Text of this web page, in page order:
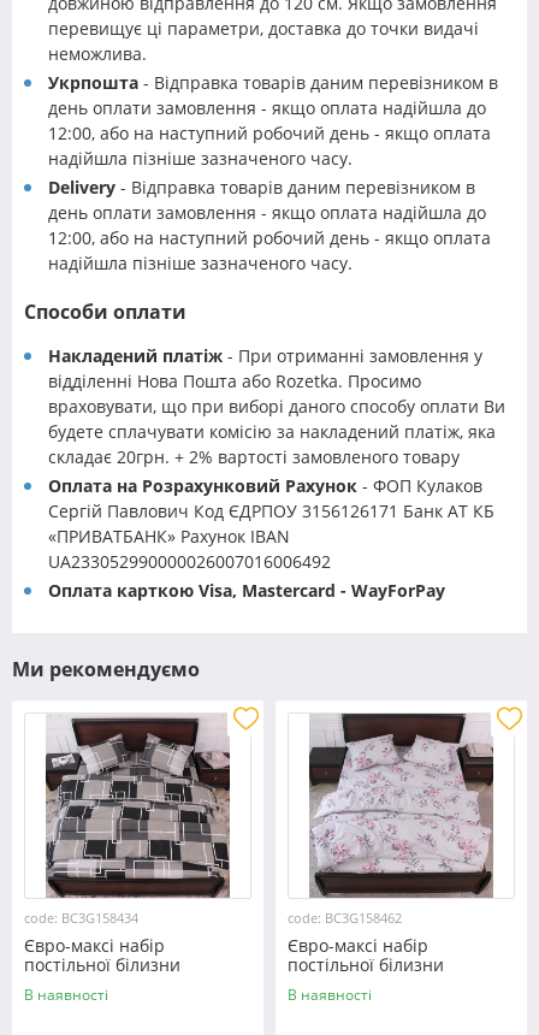
перевищує ці параметри, доставка до точки видачі
неможлива.
Укрпошта - Відправка товарів даним перевізником в
день оплати замовлення - якщо оплата надійшла до
12:00, або на наступний робочий день - якщо оплата
надійшла пізніше зазначеного часу.
Delivery - Відправка товарів даним перевізником в
день оплати замовлення - якщо оплата надійшла до
12:00, або на наступний робочий день - якщо оплата
надійшла пізніше зазначеного часу.
Способи оплати
Накладений платіж - При отриманні замовлення у
відділенні Нова Пошта або Rozetka. Просимо
враховувати, що при виборі даного способу оплати Ви
будете сплачувати комісію за накладений платіж, яка
складає 20грн. + 2% вартості замовленого товару
Оплата на Розрахунковий Рахунок - ФОП Кулаков
Сергій Павлович Код ЄДРПОУ 3156126171 Банк АТ КБ
«ПРИВАТБАНК» Рахунок IBAN
UA233052990000026007016006492
Оплата карткою Visa, Mastercard - WayForPay
Ми рекомендуємо
code: BC3G158434
Євро-максі набір
постільної білизни
200*220 із Бязі "Gold"
№158434 Черешенка™
В наявності
code: BC3G158462
Євро-максі набір
постільної білизни
200*220 із Бязі "Gold"
№158462 Черешенька™
В наявності